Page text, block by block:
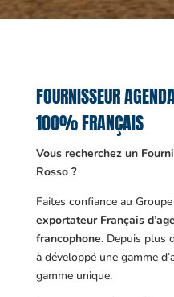
FOURNISSEUR
100% FRANÇAIS
Vous recherchez un
Rosso ?
Faites confiance au
exportateur Français
francophone. Depuis plus
à développé une gamme
gamme unique.